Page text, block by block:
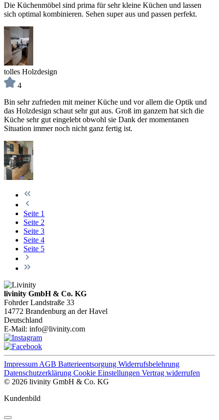
Die Küchenmöbel sind prima für sehr kleine Küchen und lassen
sich optimal kombinieren. Sehen super aus und passen perfekt.
tolles Holzdesign
4
Bin sehr zufrieden mit meiner Küche und vor allem die Optik und
das Holzdesign schaut sehr gut aus. Groß im ganzem hat sich die
Küche sehr gut eingelebt obwohl sie Dank der momentanen
Situation immer noch nicht ganz fertig ist.
Seite 1
Seite 2
Seite 3
Seite 4
Seite 5
livinity GmbH & Co. KG
Fohrder Landstraße 33
14772 Brandenburg an der Havel
Deutschland
E-Mail: info@livinity.com
Impressum AGB Batterieentsorgung Widerrufsbelehrung
Datenschutzerklärung Cookie Einstellungen Vertrag widerrufen
© 2026 livinity GmbH & Co. KG
Kundenbild